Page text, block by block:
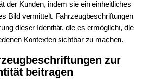
der Kunden, indem sie ein einheitliches
Bild vermittelt. Fahrzeugbeschriftungen
dieser Identität, die es ermöglicht, die
Kontexten sichtbar zu machen.
zur
beitragen